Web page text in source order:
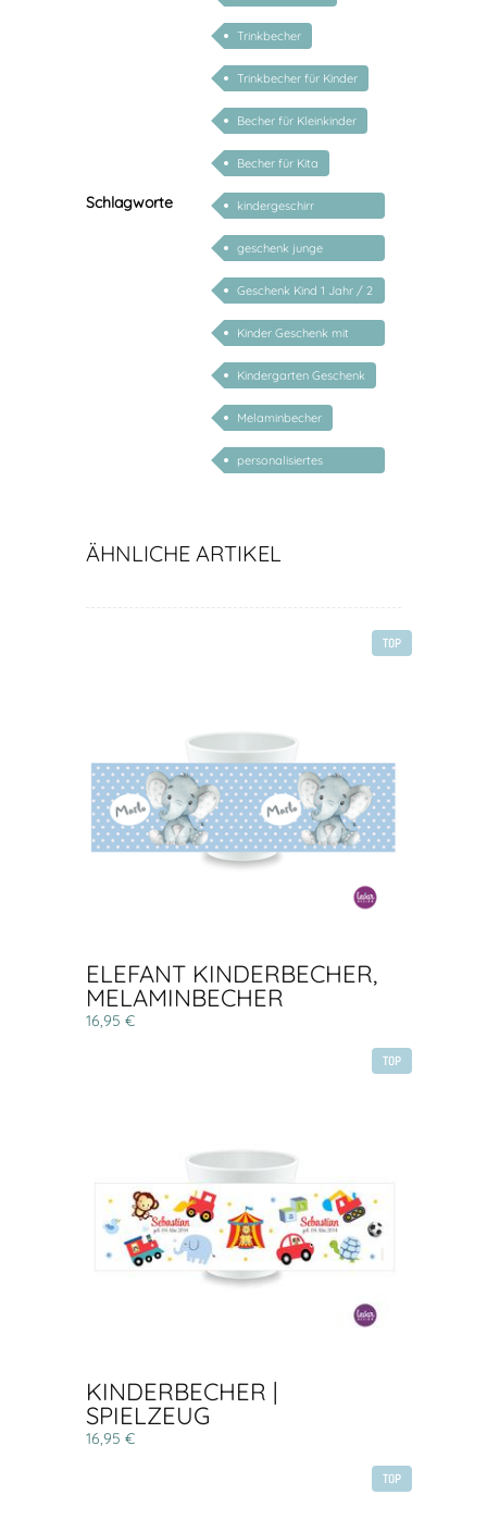
Schlagworte
Trinkbecher
Trinkbecher für Kinder
Becher für Kleinkinder
Becher für Kita
kindergeschirr
dschungeltiere
geschenk junge
mädchen
Geschenk Kind 1 Jahr / 2
Jahre / 3 Jahre
Kinder Geschenk mit
Namen
Kindergarten Geschenk
Melaminbecher
personalisiertes
ÄHNLICHE ARTIKEL
TOP
ELEFANT KINDERBECHER,
MELAMINBECHER
16,95 €
TOP
KINDERBECHER |
SPIELZEUG
16,95 €
TOP